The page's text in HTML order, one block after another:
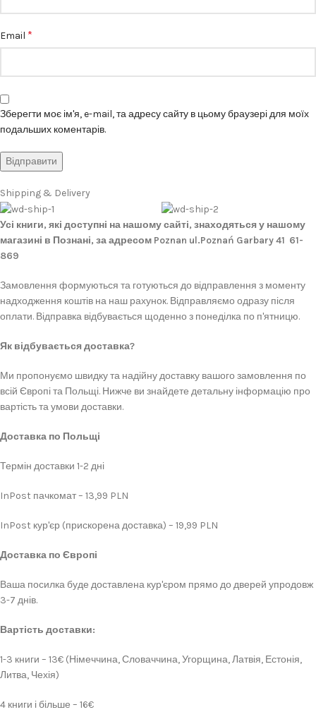
Email *
Зберегти моє ім'я, e-mail, та адресу сайту в цьому браузері для моїх
подальших коментарів.
Shipping & Delivery
Усі книги, які доступні на нашому сайті, знаходяться у нашому
магазині в Познані, за адресом Poznan ul.Poznań Garbary 41 61-
869
Замовлення формуються та готуються до відправлення з моменту
надходження коштів на наш рахунок. Відправляємо одразу після
оплати. Відправка відбувається щоденно з понеділка по п'ятницю.
Як відбувається доставка?
Ми пропонуємо швидку та надійну доставку вашого замовлення по
всій Європі та Польщі. Нижче ви знайдете детальну інформацію про
вартість та умови доставки.
Доставка по Польщі
Термін доставки 1-2 дні
InPost пачкомат – 13,99 PLN
InPost кур'єр (прискорена доставка) – 19,99 PLN
Доставка по Європі
Ваша посилка буде доставлена кур'єром прямо до дверей упродовж
3-7 днів.
Вартість доставки:
1-3 книги – 13€ (Німеччина, Словаччина, Угорщина, Латвія, Естонія,
Литва, Чехія)
4 книги і більше – 16€